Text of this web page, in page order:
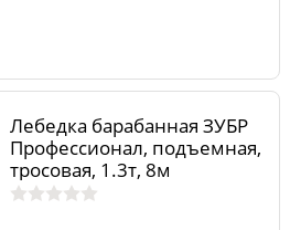
Лебедка барабанная ЗУБР
Профессионал, подъемная,
тросовая, 1.3т, 8м